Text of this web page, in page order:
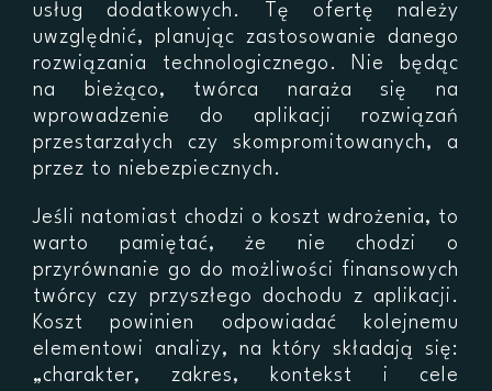
usług dodatkowych. Tę ofertę należy
uwzględnić, planując zastosowanie danego
rozwiązania technologicznego. Nie będąc
na bieżąco, twórca naraża się na
wprowadzenie do aplikacji rozwiązań
przestarzałych czy skompromitowanych, a
przez to niebezpiecznych.
Jeśli natomiast chodzi o koszt wdrożenia, to
warto pamiętać, że nie chodzi o
przyrównanie go do możliwości finansowych
twórcy czy przyszłego dochodu z aplikacji.
Koszt powinien odpowiadać kolejnemu
elementowi analizy, na który składają się:
„charakter, zakres, kontekst i cele